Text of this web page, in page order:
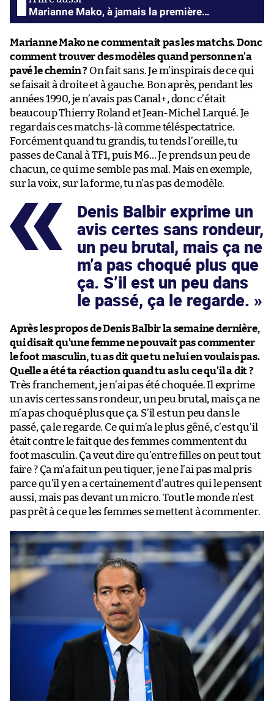
Marianne Mako, à jamais la première…
Marianne Mako ne commentait pas les matchs. Donc
comment trouver des modèles quand personne n’a
pavé le chemin ? On fait sans. Je m’inspirais de ce qui
se faisait à droite et à gauche. Bon après, pendant les
années 1990, je n’avais pas Canal+, donc c’était
beaucoup Thierry Roland et Jean-Michel Larqué. Je
regardais ces matchs-là comme téléspectatrice.
Forcément quand tu grandis, tu tends l’oreille, tu
passes de Canal à TF1, puis M6… Je prends un peu de
chacun, ce qui me semble pas mal. Mais en exemple,
sur la voix, sur la forme, tu n’as pas de modèle.
Denis Balbir exprime un
avis certes sans rondeur,
un peu brutal, mais ça ne
m’a pas choqué plus que
ça. S’il est un peu dans
le passé, ça le regarde.
Après les propos de Denis Balbir la semaine dernière,
qui disait qu’une femme ne pouvait pas commenter
le foot masculin, tu as dit que tu ne lui en voulais pas.
Quelle a été ta réaction quand tu as lu ce qu’il a dit ?
Très franchement, je n’ai pas été choquée. Il exprime
un avis certes sans rondeur, un peu brutal, mais ça ne
m’a pas choqué plus que ça. S’il est un peu dans le
passé, ça le regarde. Ce qui m’a le plus gêné, c’est qu’il
était contre le fait que des femmes commentent du
foot masculin. Ça veut dire qu’entre filles on peut tout
faire ? Ça m’a fait un peu tiquer, je ne l’ai pas mal pris
parce qu’il y en a certainement d’autres qui le pensent
aussi, mais pas devant un micro. Tout le monde n’est
pas prêt à ce que les femmes se mettent à commenter.